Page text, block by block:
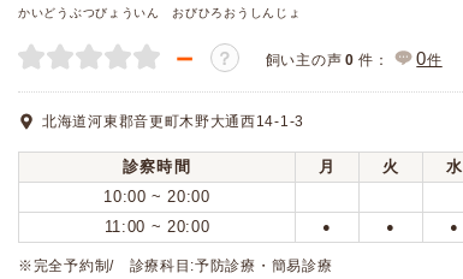
かいどうぶつびょういん おびひろおうしんじょ
－ ？ 飼い主の声 0 件： 0件
北海道河東郡音更町木野大通西14-1-3
診察時間 月 火 水
10:00 ~ 20:00
11:00 ~ 20:00 ● ● ●
※完全予約制/ 診療科目:予防診療・簡易診療